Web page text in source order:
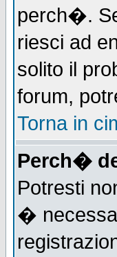
perch�.
riesci ad
solito il
forum,
Torna in
Perch�
Potresti
�